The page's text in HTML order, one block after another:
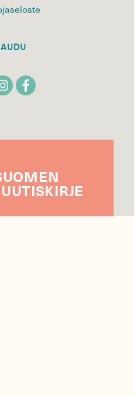
UUTIS­KIRJE